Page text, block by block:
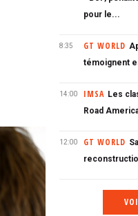
pour le...
8:35 GT WORLD
témoignent
14:00 IMSA Les
Road
12:00 GT WORLD